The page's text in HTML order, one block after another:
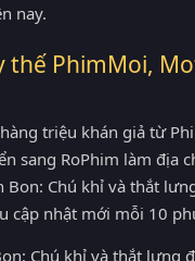
nay.
thế PhimMoi,
triệu khán giả từ
sang RoPhim làm địa
Bon: Chú khỉ và thắt
cập nhật mới mỗi 10
Chú khỉ và thắt lưng